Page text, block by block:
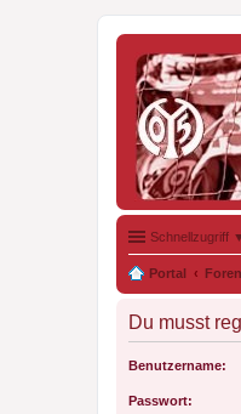
Schnellzugriff
Portal
Du musst
Benutzername:
Passwort: